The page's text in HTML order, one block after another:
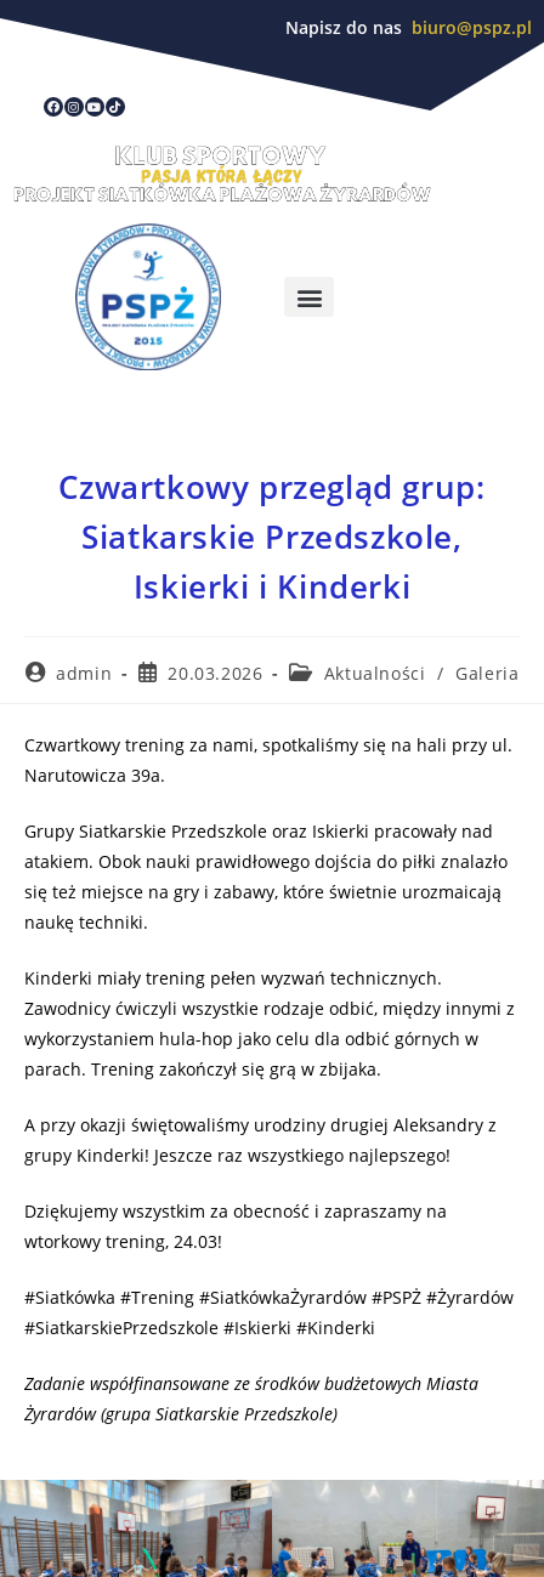
Napisz do nas biuro@pspz.pl
Czwartkowy przegląd grup:
Siatkarskie Przedszkole,
Iskierki i Kinderki
admin 20.03.2026 Aktualności / Galeria
Czwartkowy trening za nami, spotkaliśmy się na hali przy ul.
Narutowicza 39a.
Grupy Siatkarskie Przedszkole oraz Iskierki pracowały nad
atakiem. Obok nauki prawidłowego dojścia do piłki znalazło
się też miejsce na gry i zabawy, które świetnie urozmaicają
naukę techniki.
Kinderki miały trening pełen wyzwań technicznych.
Zawodnicy ćwiczyli wszystkie rodzaje odbić, między innymi z
wykorzystaniem hula-hop jako celu dla odbić górnych w
parach. Trening zakończył się grą w zbijaka.
A przy okazji świętowaliśmy urodziny drugiej Aleksandry z
grupy Kinderki! Jeszcze raz wszystkiego najlepszego!
Dziękujemy wszystkim za obecność i zapraszamy na
wtorkowy trening, 24.03!
#Siatkówka #Trening #SiatkówkaŻyrardów #PSPŻ #Żyrardów
#SiatkarskiePrzedszkole #Iskierki #Kinderki
Zadanie współfinansowane ze środków budżetowych Miasta
Żyrardów (grupa Siatkarskie Przedszkole)